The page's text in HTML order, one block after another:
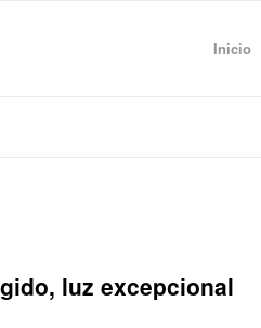
Inicio
luz excepcional